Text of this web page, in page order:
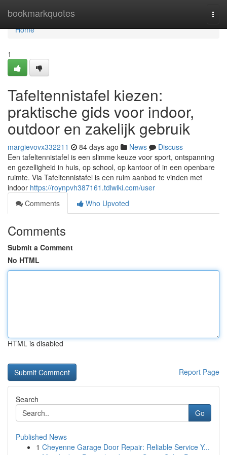
bookmarkquotes
Home
Home
1
Tafeltennistafel kiezen:
praktische gids voor indoor,
outdoor en zakelijk gebruik
margievovx332211 84 days ago News
Discuss
Een tafeltennistafel is een slimme keuze voor sport, ontspanning
en gezelligheid in huis, op school, op kantoor of in een openbare
ruimte. Via Tafeltennistafel is een ruim aanbod te vinden met
indoor https://roynpvh387161.tdlwiki.com/user
Comments
Who Upvoted
Comments
Submit a Comment
No HTML
HTML is disabled
Report Page
Search
Go
Published News
1 Cheyenne Garage Door Repair: Reliable Service Y...